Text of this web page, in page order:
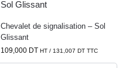
Chevalet de signalisation – Sol
Glissant
109,000 DT HT / 131,007 DT TTC